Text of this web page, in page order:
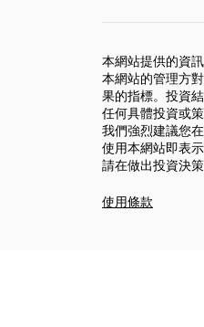
本網站提供的資
本網站的管理方
果的指標。投資
任何具體投資或
我們強烈建議您
使用本網站即表
請在做出投資決策
使用條款